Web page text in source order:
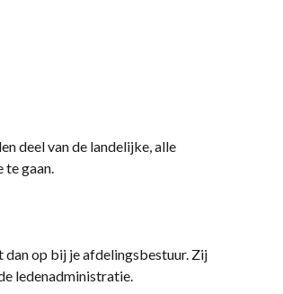
deel van de landelijke, alle
te gaan.
dan op bij je afdelingsbestuur. Zij
ledenadministratie.